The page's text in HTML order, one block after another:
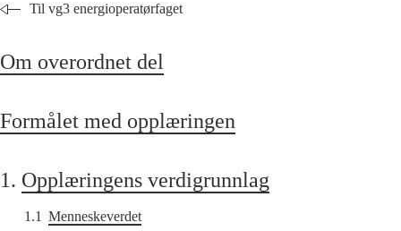
Til vg3 energioperatørfaget
Om overordnet del
Formålet med opplæringen
1. Opplæringens verdigrunnlag
1.1 Menneskeverdet